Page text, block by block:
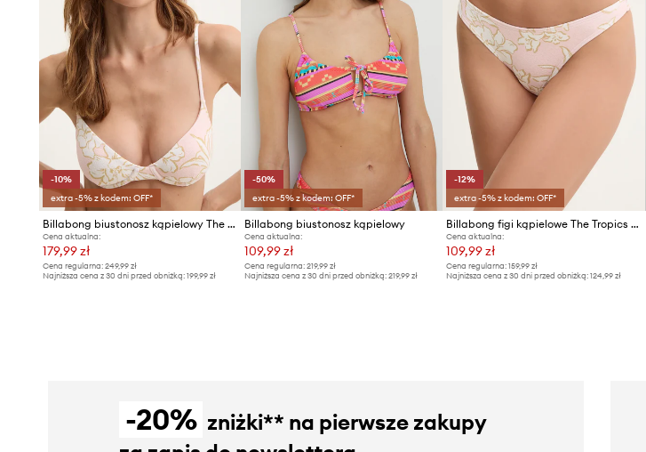
-10%
extra -5% z kodem: OFF*
Billabong biustonosz kąpielowy The Tropics Call Demi
Cena aktualna:
179,99 zł
Cena regularna: 249,99 zł
Najniższa cena z 30 dni przed obniżką: 199,99 zł
-50%
extra -5% z kodem: OFF*
Billabong biustonosz kąpielowy
Cena aktualna:
109,99 zł
Cena regularna:219,99 zł
Najniższa cena z 30 dni przed obniżką:219,99 zł
-12%
extra -5% z kodem: OFF*
Billabong figi kąpielowe The Tropics Call Tropic
Cena aktualna:
109,99 zł
Cena regularna: 159,99 zł
Najniższa cena z 30 dni przed obniżką: 124,99 zł
-20% zniżki** na pierwsze zakupy